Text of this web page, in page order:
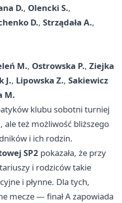
D., Olencki S.,
D., Strządała A.,
M., Ostrowska P., Ziejka
J., Lipowska Z., Sakiewicz
M.
klubu sobotni turniej
ale też możliwość bliższego
i ich rodzin.
SP2 pokazała, że przy
i rodziców takie
i płynne. Dla tych,
mecze — finał A zapowiada